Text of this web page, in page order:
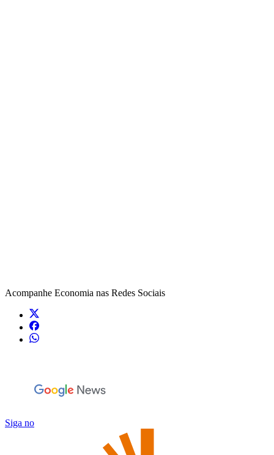
Acompanhe Economia nas Redes Sociais
Siga no